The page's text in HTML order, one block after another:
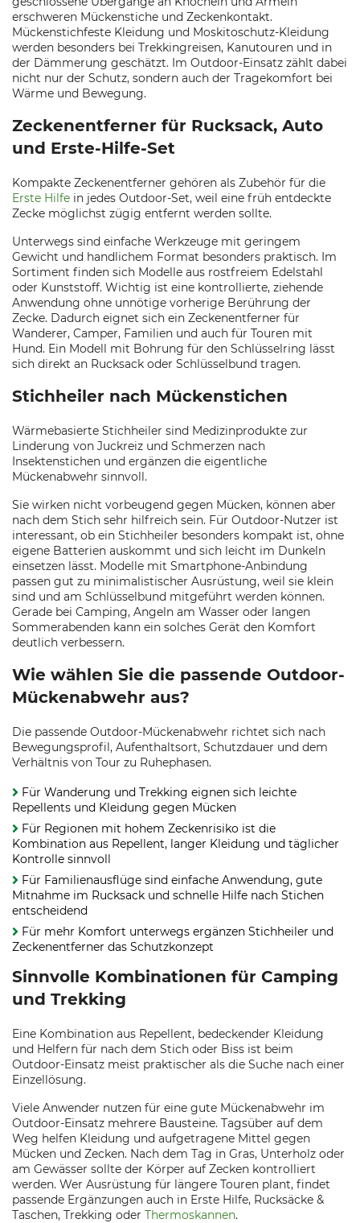
erschweren Mückenstiche und Zeckenkontakt.
Mückenstichfeste Kleidung und Moskitoschutz-Kleidung
werden besonders bei Trekkingreisen, Kanutouren und in
der Dämmerung geschätzt. Im Outdoor-Einsatz zählt dabei
nicht nur der Schutz, sondern auch der Tragekomfort bei
Wärme und Bewegung.
Zeckenentferner für Rucksack, Auto
und Erste-Hilfe-Set
Kompakte Zeckenentferner gehören als Zubehör für die
Erste Hilfe in jedes Outdoor-Set, weil eine früh entdeckte
Zecke möglichst zügig entfernt werden sollte.
Unterwegs sind einfache Werkzeuge mit geringem
Gewicht und handlichem Format besonders praktisch. Im
Sortiment finden sich Modelle aus rostfreiem Edelstahl
oder Kunststoff. Wichtig ist eine kontrollierte, ziehende
Anwendung ohne unnötige vorherige Berührung der
Zecke. Dadurch eignet sich ein Zeckenentferner für
Wanderer, Camper, Familien und auch für Touren mit
Hund. Ein Modell mit Bohrung für den Schlüsselring lässt
sich direkt an Rucksack oder Schlüsselbund tragen.
Stichheiler nach Mückenstichen
Wärmebasierte Stichheiler sind Medizinprodukte zur
Linderung von Juckreiz und Schmerzen nach
Insektenstichen und ergänzen die eigentliche
Mückenabwehr sinnvoll.
Sie wirken nicht vorbeugend gegen Mücken, können aber
nach dem Stich sehr hilfreich sein. Für Outdoor-Nutzer ist
interessant, ob ein Stichheiler besonders kompakt ist, ohne
eigene Batterien auskommt und sich leicht im Dunkeln
einsetzen lässt. Modelle mit Smartphone-Anbindung
passen gut zu minimalistischer Ausrüstung, weil sie klein
sind und am Schlüsselbund mitgeführt werden können.
Gerade bei Camping, Angeln am Wasser oder langen
Sommerabenden kann ein solches Gerät den Komfort
deutlich verbessern.
Wie wählen Sie die passende Outdoor-
Mückenabwehr aus?
Die passende Outdoor-Mückenabwehr richtet sich nach
Bewegungsprofil, Aufenthaltsort, Schutzdauer und dem
Verhältnis von Tour zu Ruhephasen.
Für Wanderung und Trekking eignen sich leichte
Repellents und Kleidung gegen Mücken
Für Regionen mit hohem Zeckenrisiko ist die
Kombination aus Repellent, langer Kleidung und täglicher
Kontrolle sinnvoll
Für Familienausflüge sind einfache Anwendung, gute
Mitnahme im Rucksack und schnelle Hilfe nach Stichen
entscheidend
Für mehr Komfort unterwegs ergänzen Stichheiler und
Zeckenentferner das Schutzkonzept
Sinnvolle Kombinationen für Camping
und Trekking
Eine Kombination aus Repellent, bedeckender Kleidung
und Helfern für nach dem Stich oder Biss ist beim
Outdoor-Einsatz meist praktischer als die Suche nach einer
Einzellösung.
Viele Anwender nutzen für eine gute Mückenabwehr im
Outdoor-Einsatz mehrere Bausteine. Tagsüber auf dem
Weg helfen Kleidung und aufgetragene Mittel gegen
Mücken und Zecken. Nach dem Tag in Gras, Unterholz oder
am Gewässer sollte der Körper auf Zecken kontrolliert
werden. Wer Ausrüstung für längere Touren plant, findet
passende Ergänzungen auch in Erste Hilfe, Rucksäcke &
Taschen, Trekking oder Thermoskannen.